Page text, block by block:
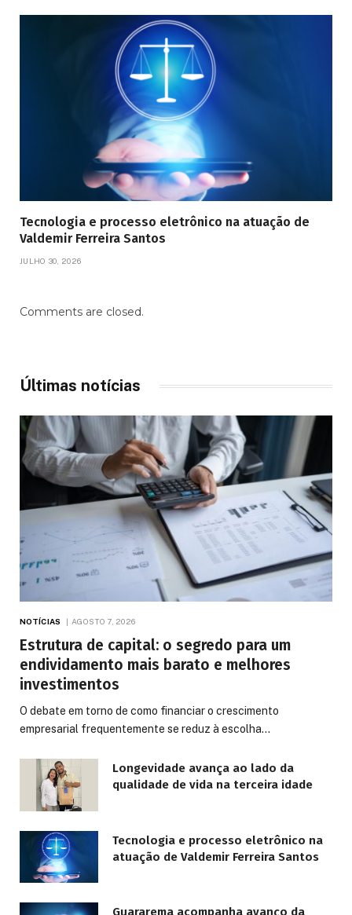
Tecnologia e processo eletrônico na atuação de
Valdemir Ferreira Santos
JULHO 30, 2026
Comments are closed.
Últimas notícias
NOTÍCIAS AGOSTO 7, 2026
Estrutura de capital: o segredo para um
endividamento mais barato e melhores
investimentos
O debate em torno de como financiar o crescimento
empresarial frequentemente se reduz à escolha…
Longevidade avança ao lado da
qualidade de vida na terceira idade
Tecnologia e processo eletrônico na
atuação de Valdemir Ferreira Santos